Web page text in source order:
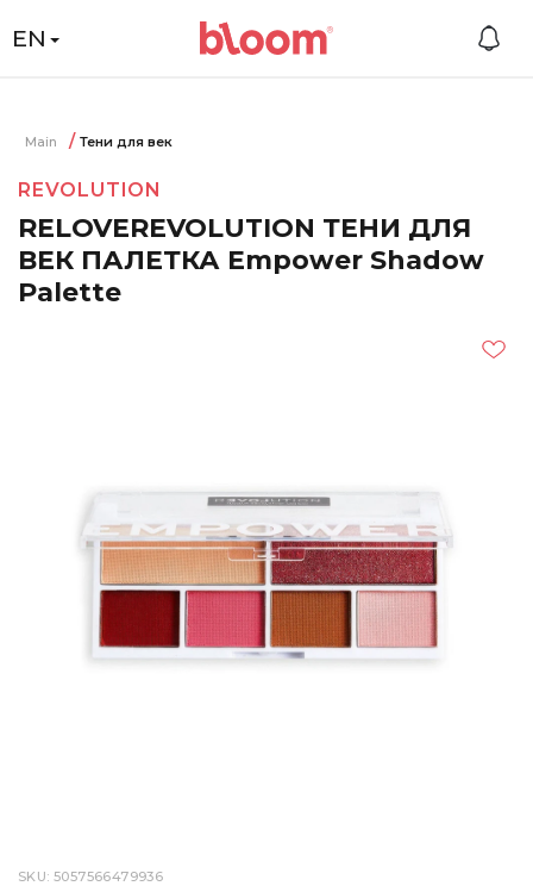
EN
Main Тени для век
REVOLUTION
RELOVEREVOLUTION ТЕНИ ДЛЯ
ВЕК ПАЛЕТКА Empower Shadow
Palette
SKU: 5057566479936